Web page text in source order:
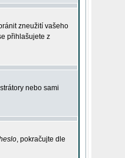
zneužití vašeho
přihlašujete z
nebo sami
, pokračujte dle